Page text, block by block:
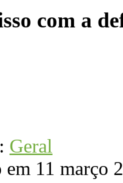
com a
Geral
em 11 março